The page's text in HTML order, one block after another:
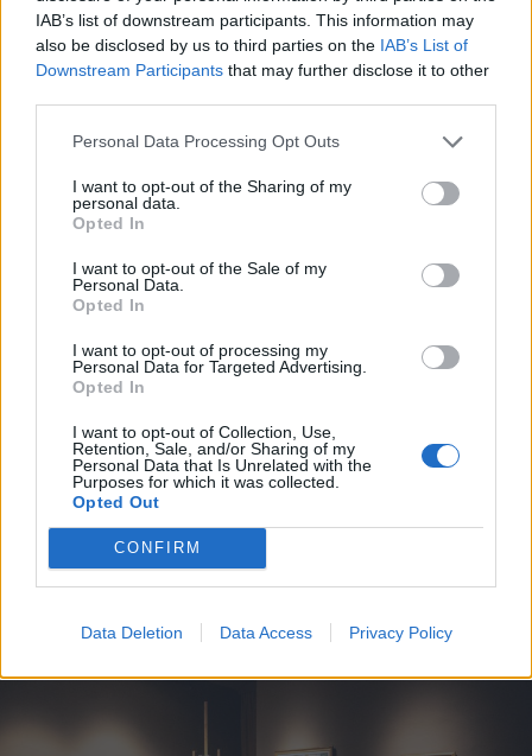
IAB’s list of downstream participants. This information may
also be disclosed by us to third parties on the IAB’s List of
Downstream Participants that may further disclose it to other
Personal Data Processing Opt Outs
I want to opt-out of the Sharing of my
personal data.
Opted In
I want to opt-out of the Sale of my
Personal Data.
Opted In
I want to opt-out of processing my
Personal Data for Targeted Advertising.
Opted In
I want to opt-out of Collection, Use,
Retention, Sale, and/or Sharing of my
Personal Data that Is Unrelated with the
Purposes for which it was collected.
Opted Out
CONFIRM
Data Deletion Data Access Privacy Policy
megtámadására készül az
amerikai hírszerzés szerint
Székely Sport
Szabó István: négy vereség
után egyre nehezebb, de
jönni fognak a jó eredmények
Nőileg
„doktoriját” végeztem el az
epilepsziámmal
A rovat további cikkei